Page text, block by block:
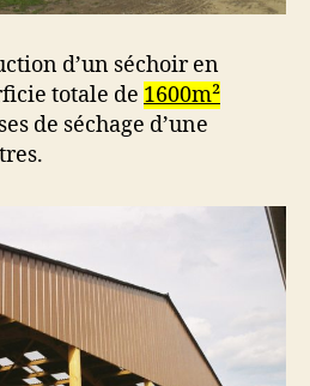
d’un séchoir en
totale de 1600m²
de séchage d’une